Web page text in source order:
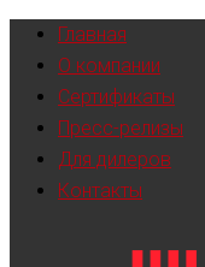
Главная
О компании
Сертификаты
Пресс-релизы
Для дилеров
Контакты